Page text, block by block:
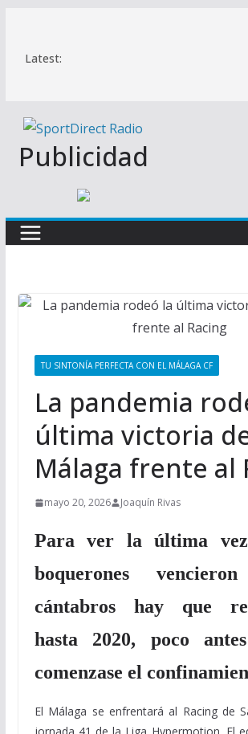
contenido
Latest:
Publicidad
TU SINTONÍA PERFECTA CON EL MÁLAGA CF
La pandemia
última victoria
Málaga frente al
mayo 20, 2026 Joaquín Rivas
Para ver la última
boquerones
cántabros hay que
hasta 2020, poco
comenzase el
El Málaga se enfrentará al Racing de